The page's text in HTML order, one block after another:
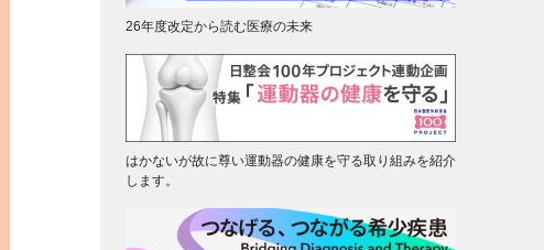
26年度改定から読む医療の未来
はかないが故に尊い運動器の健康を守る取り組みを紹介
します。